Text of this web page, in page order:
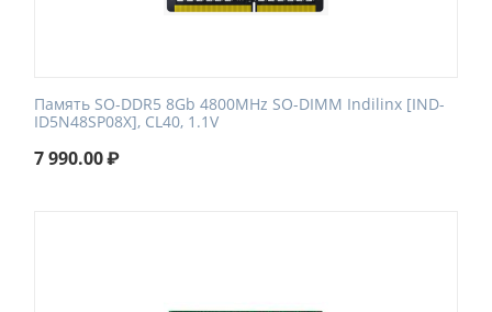
Память SO-DDR5 8Gb 4800MHz SO-DIMM Indilinx [IND-
ID5N48SP08X], CL40, 1.1V
7 990.00₽